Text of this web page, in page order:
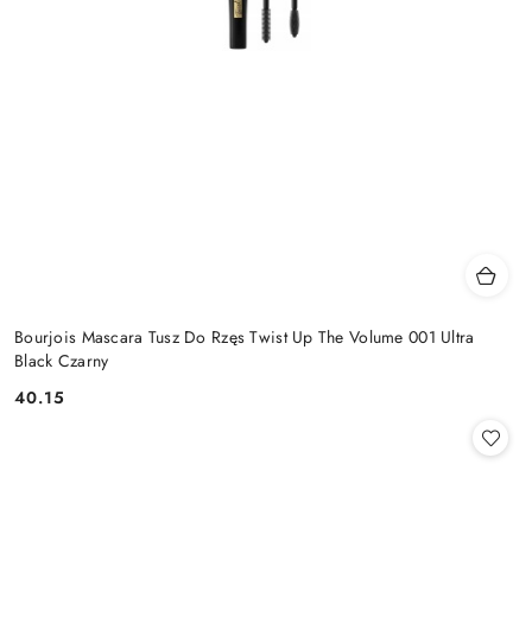
Bourjois Mascara Tusz Do Rzęs Twist Up The Volume 001 Ultra
Black Czarny
Cena:
40.15